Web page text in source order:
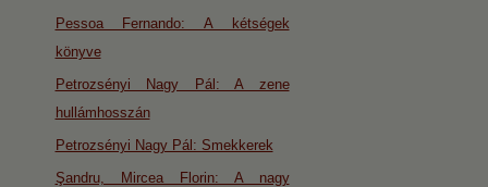
Pessoa Fernando: A kétségek
könyve
Petrozsényi Nagy Pál: A zene
hullámhosszán
Petrozsényi Nagy Pál: Smekkerek
Şandru, Mircea Florin: A nagy